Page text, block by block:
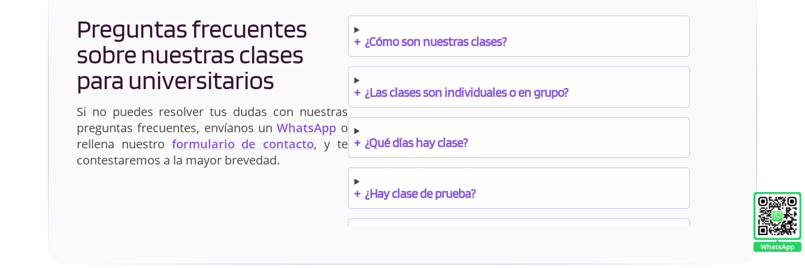
Preguntas frecuentes
sobre nuestras clases
para universitarios
Si no puedes resolver tus dudas con nuestras
preguntas frecuentes, envíanos unWhatsApp o
rellena nuestro formulario de contacto, y te
contestaremos a la mayor brevedad.
+ ¿Cómo son nuestras clases?
+ ¿Las clases son individuales o en grupo?
+ ¿Qué días hay clase?
+ ¿Hay clase de prueba?